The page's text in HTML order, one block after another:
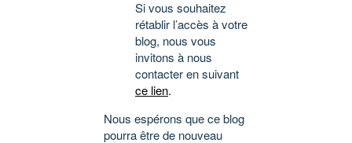
Si vous souhaitez
rétablir l’accès à votre
blog, nous vous
invitons à nous
contacter en suivant
ce lien.
Nous espérons que ce blog
pourra être de nouveau